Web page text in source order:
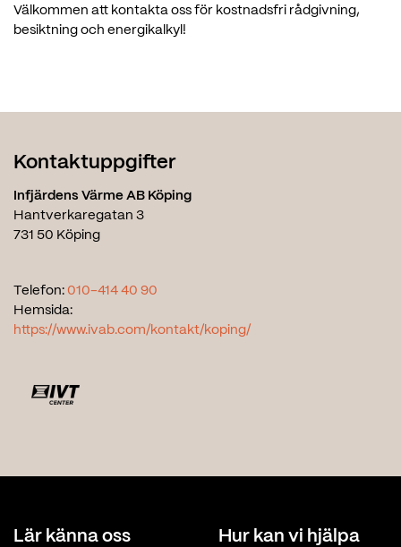
Välkommen att kontakta oss för kostnadsfri rådgivning,
besiktning och energikalkyl!
Kontaktuppgifter
Infjärdens Värme AB Köping
Hantverkaregatan 3
731 50 Köping
Telefon: 010-414 40 90
Hemsida:
https://www.ivab.com/kontakt/koping/
Lär känna oss
Hur kan vi hjälpa